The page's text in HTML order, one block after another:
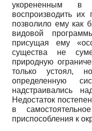
укорененным в
воспроизводить их
позволило ему как
видовой
присущая ему
существа не
природную
только устоял,
определенную
надстраивались
Недостаток
в
приспособления к